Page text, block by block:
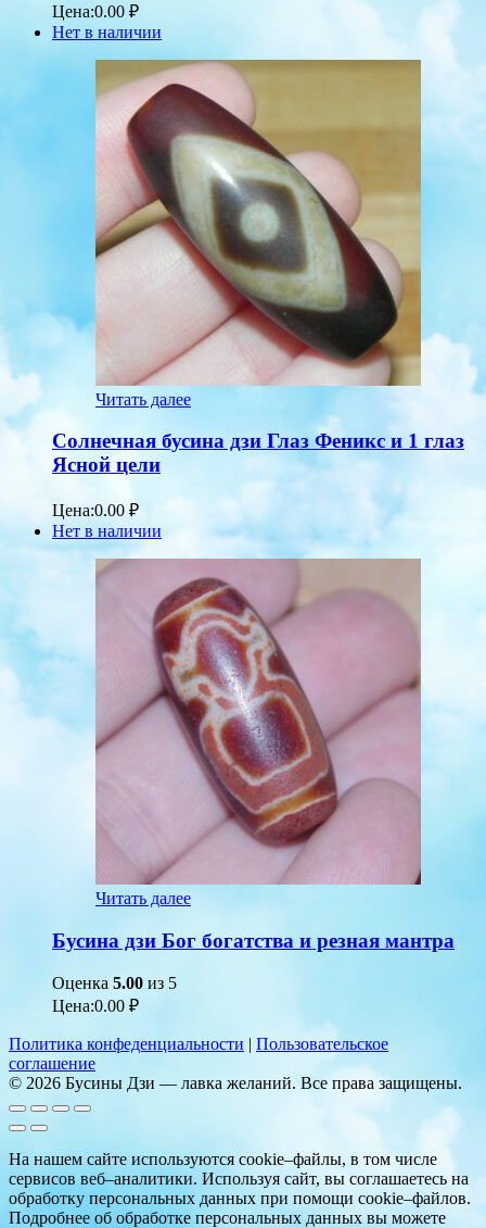
Цена:0.00 ₽
Нет в наличии
Читать далее
Солнечная бусина дзи Глаз Феникс и 1 глаз
Ясной цели
Цена:0.00 ₽
Нет в наличии
Читать далее
Бусина дзи Бог богатства и резная мантра
Оценка 5.00 из 5
Цена:0.00 ₽
Политика конфеденциальности | Пользовательское
соглашение
© 2026 Бусины Дзи — лавка желаний. Все права защищены.
На нашем сайте используются cookie–файлы, в том числе
сервисов веб–аналитики. Используя сайт, вы соглашаетесь на
обработку персональных данных при помощи cookie–файлов.
Подробнее об обработке персональных данных вы можете